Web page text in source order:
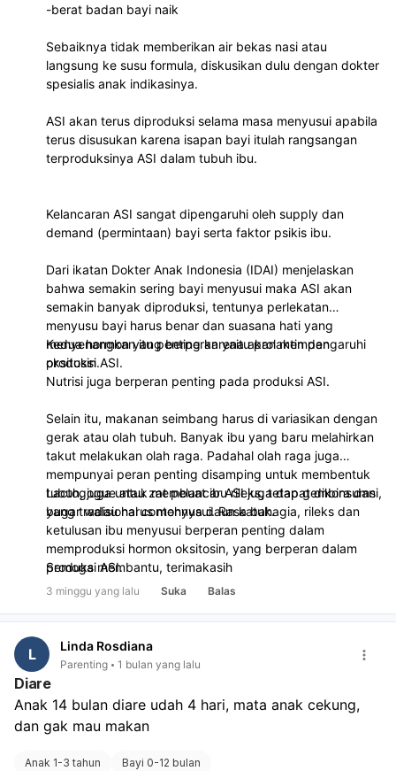
-berat badan bayi naik
Sebaiknya tidak memberikan air bekas nasi atau
langsung ke susu formula, diskusikan dulu dengan dokter
spesialis anak indikasinya.
ASI akan terus diproduksi selama masa menyusui apabila
terus disusukan karena isapan bayi itulah rangsangan
terproduksinya ASI dalam tubuh ibu.
Kelancaran ASI sangat dipengaruhi oleh supply dan
demand (permintaan) bayi serta faktor psikis ibu.
Dari ikatan Dokter Anak Indonesia (IDAI) menjelaskan
bahwa semakin sering bayi menyusui maka ASI akan
semakin banyak diproduksi, tentunya perlekatan
menyusu bayi harus benar dan suasana hati yang
menyenangkan itu penting karena akan mempengaruhi
produksi ASI.
Kedua hormon yang berperan yaitu prolaktin dan
oksitosin.
Nutrisi juga berperan penting pada produksi ASI.
Selain itu, makanan seimbang harus di variasikan dengan
gerak atau olah tubuh. Banyak ibu yang baru melahirkan
takut melakukan olah raga. Padahal olah raga juga
mempunyai peran penting disamping untuk membentuk
tubuh, juga untuk membuat ibu rileks, tetap gembira dan
bugar walau harus menyusui. Rasa bahagia, rileks dan
ketulusan ibu menyusui berperan penting dalam
memproduksi hormon oksitosin, yang berperan dalam
produksi ASI.
Lactogogue atau zat pelancar ASI juga dapat dikonsumsi,
yang tradisional contohnya daun katuk.
Semoga membantu, terimakasih
3 minggu yang lalu Suka Balas
L Linda Rosdiana
Parenting 1 bulan yang lalu
Diare
Anak 14 bulan diare udah 4 hari, mata anak cekung,
dan gak mau makan
Anak 1-3 tahun Bayi 0-12 bulan